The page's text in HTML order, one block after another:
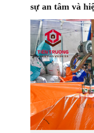
sự an tâm và